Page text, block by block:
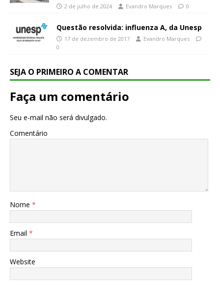
2 de julho de 2024 Evandro Marques 0
Questão resolvida: influenza A, da Unesp
17 de dezembro de 2017
Evandro Marques
0
SEJA O PRIMEIRO A COMENTAR
Faça um comentário
Seu e-mail não será divulgado.
Comentário
Nome *
Email *
Website